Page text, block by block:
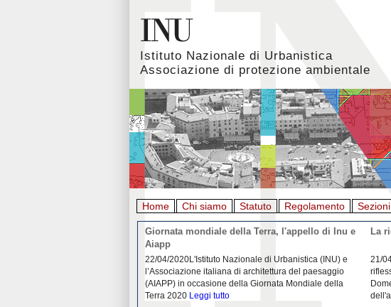
Istituto Nazionale di Urbanistica
Associazione di protezione ambientale
Home Chi siamo Statuto Regolamento
Giornata mondiale della Terra, l'appello di Inu e
Aiapp
22/04/2020L'Istituto Nazionale di Urbanistica (INU) e
l’Associazione italiana di architettura del paesaggio
(AIAPP) in occasione della Giornata Mondiale della
Terra 2020 Leggi tutto
La
21/